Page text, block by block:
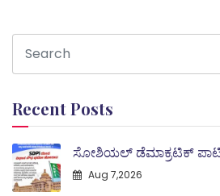
Recent Posts
ಸೋಶಿಯಲ್ ಡೆಮಾಕ್ರಟಿಕ್
Aug 7,2026